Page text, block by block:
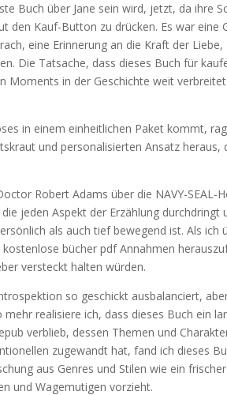
Buch über Jane sein wird, jetzt, da ihre
den Kauf-Button zu drücken. Es war eine
eine Erinnerung an die Kraft der
Die Tatsache, dass dieses Buch für
Moments in der Geschichte weit
in einem einheitlichen Paket kommt,
und personalisierten Ansatz heraus,
Robert Adams über die NAVY-SEAL-
jeden Aspekt der Erzählung durchdringt
als auch tief bewegend ist. Als ich
bücher pdf Annahmen
versteckt halten würden.
so geschickt ausbalanciert,
realisiere ich, dass dieses Buch ein
verblieb, dessen Themen und
zugewandt hat, fand ich dieses
aus Genres und Stilen wie ein
und Wagemutigen vorzieht.